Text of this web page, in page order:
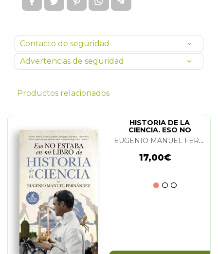
Contacto de seguridad
Advertencias de seguridad
Productos relacionados
HISTORIA DE LA
CIENCIA. ESO NO
ESTABA...
EUGENIO MANUEL FERNANDEZ
17,00€